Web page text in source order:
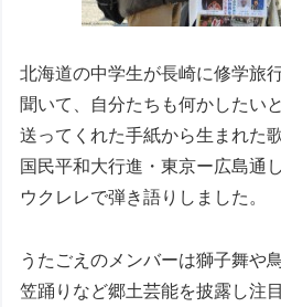
北海道の中学生が長崎に修学旅
聞いて、自分たちも何かしたい
送ってくれた手紙から生まれた
国民平和大行進・東京ー広島通
ウクレレで弾き語りしました。
うたごえのメンバーは獅子舞や
笠踊りなど郷土芸能を披露し注